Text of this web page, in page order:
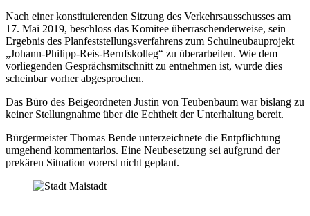
Nach einer konstituierenden Sitzung des Verkehrsausschusses am
17. Mai 2019, beschloss das Komitee überraschenderweise, sein
Ergebnis des Planfeststellungsverfahrens zum Schulneubauprojekt
„Johann-Philipp-Reis-Berufskolleg“ zu überarbeiten. Wie dem
vorliegenden Gesprächsmitschnitt zu entnehmen ist, wurde dies
scheinbar vorher abgesprochen.
Das Büro des Beigeordneten Justin von Teubenbaum war bislang zu
keiner Stellungnahme über die Echtheit der Unterhaltung bereit.
Bürgermeister Thomas Bende unterzeichnete die Entpflichtung
umgehend kommentarlos. Eine Neubesetzung sei aufgrund der
prekären Situation vorerst nicht geplant.